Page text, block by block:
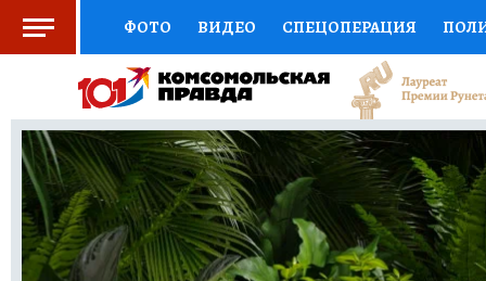
ФОТО ВИДЕО СПЕЦОПЕРАЦИЯ
СОЦПОДДЕРЖКА НАУКА СПОРТ
ВЫБОР ЭКСПЕРТОВ ДОКТОР
КНИЖНАЯ ПОЛКА ПРОГНОЗЫ НА СПОРТ
ПРЕСС-ЦЕНТР НЕДВИЖИМОСТЬ